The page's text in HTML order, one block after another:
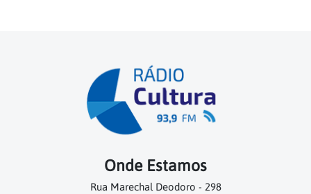
Onde Estamos
Rua Marechal Deodoro - 298